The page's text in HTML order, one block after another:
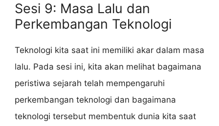
Sesi 9: Masa Lalu dan
Perkembangan Teknologi
Teknologi kita saat ini memiliki akar dalam masa
lalu. Pada sesi ini, kita akan melihat bagaimana
peristiwa sejarah telah mempengaruhi
perkembangan teknologi dan bagaimana
teknologi tersebut membentuk dunia kita saat